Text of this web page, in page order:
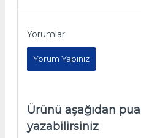
Yorumlar
Yorum Yapınız
Ürünü aşağıdan
yazabilirsiniz